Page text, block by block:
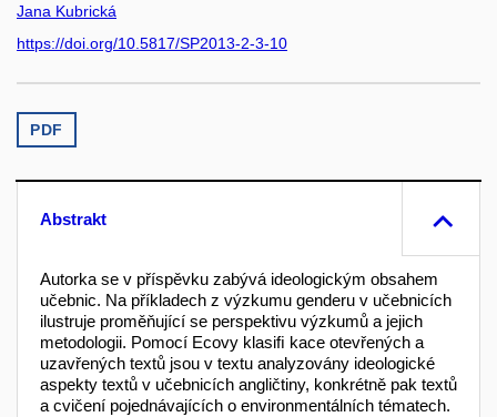
Jana Kubrická
https://doi.org/10.5817/SP2013-2-3-10
PDF
Abstrakt
Autorka se v příspěvku zabývá ideologickým obsahem
učebnic. Na příkladech z výzkumu genderu v učebnicích
ilustruje proměňující se perspektivu výzkumů a jejich
metodologii. Pomocí Ecovy klasiﬁ kace otevřených a
uzavřených textů jsou v textu analyzovány ideologické
aspekty textů v učebnicích angličtiny, konkrétně pak textů
a cvičení pojednávajících o environmentálních tématech.